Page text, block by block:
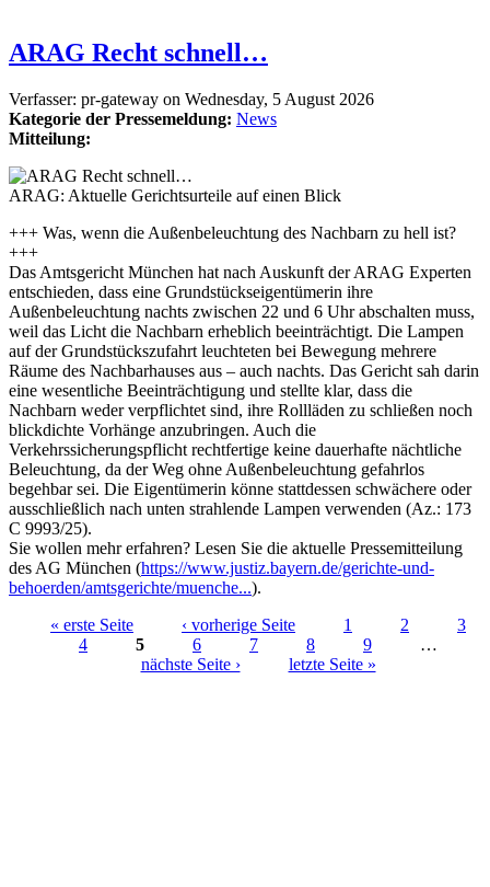
ARAG Recht schnell…
Verfasser: pr-gateway on Wednesday, 5 August 2026
Kategorie der Pressemeldung: News
Mitteilung:
ARAG: Aktuelle Gerichtsurteile auf einen Blick
+++ Was, wenn die Außenbeleuchtung des Nachbarn zu hell ist?
+++
Das Amtsgericht München hat nach Auskunft der ARAG Experten
entschieden, dass eine Grundstückseigentümerin ihre
Außenbeleuchtung nachts zwischen 22 und 6 Uhr abschalten muss,
weil das Licht die Nachbarn erheblich beeinträchtigt. Die Lampen
auf der Grundstückszufahrt leuchteten bei Bewegung mehrere
Räume des Nachbarhauses aus – auch nachts. Das Gericht sah darin
eine wesentliche Beeinträchtigung und stellte klar, dass die
Nachbarn weder verpflichtet sind, ihre Rollläden zu schließen noch
blickdichte Vorhänge anzubringen. Auch die
Verkehrssicherungspflicht rechtfertige keine dauerhafte nächtliche
Beleuchtung, da der Weg ohne Außenbeleuchtung gefahrlos
begehbar sei. Die Eigentümerin könne stattdessen schwächere oder
ausschließlich nach unten strahlende Lampen verwenden (Az.: 173
C 9993/25).
Sie wollen mehr erfahren? Lesen Sie die aktuelle Pressemitteilung
des AG München (https://www.justiz.bayern.de/gerichte-und-
behoerden/amtsgerichte/muenche...).
« erste Seite ‹ vorherige Seite 1 2
3
4
5 6 7 8 9
…
nächste Seite ›
letzte Seite »